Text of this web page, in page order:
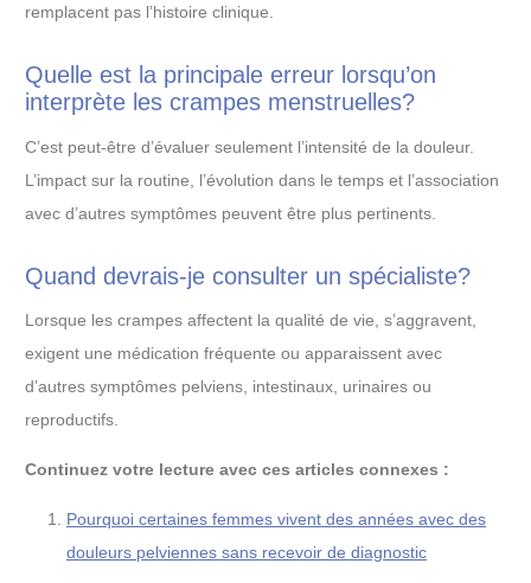
remplacent pas l’histoire clinique.
Quelle est la principale erreur lorsqu’on
interprète les crampes menstruelles?
C’est peut-être d’évaluer seulement l’intensité de la douleur.
L’impact sur la routine, l’évolution dans le temps et l’association
avec d’autres symptômes peuvent être plus pertinents.
Quand devrais-je consulter un spécialiste?
Lorsque les crampes affectent la qualité de vie, s’aggravent,
exigent une médication fréquente ou apparaissent avec
d’autres symptômes pelviens, intestinaux, urinaires ou
reproductifs.
Continuez votre lecture avec ces articles connexes :
Pourquoi certaines femmes vivent des années avec des
douleurs pelviennes sans recevoir de diagnostic